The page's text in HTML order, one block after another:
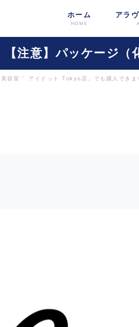
ホーム
HOME
アラ
【注意】パッケージ
容室「 アイドット Tokyo店」でも購入できま